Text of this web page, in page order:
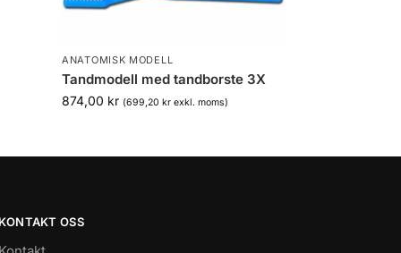
ANATOMISK MODELL
Tandmodell med tandborste 3X
874,00 kr (699,20kr exkl. moms)
KONTAKT OSS